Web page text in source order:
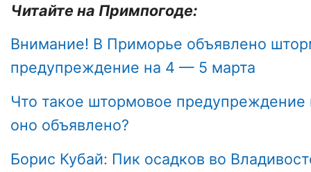
Читайте на Примпогоде:
Внимание! В Приморье объявлено
предупреждение на 4 — 5 марта
Что такое штормовое предупреждение
оно объявлено?
Борис Кубай: Пик осадков во